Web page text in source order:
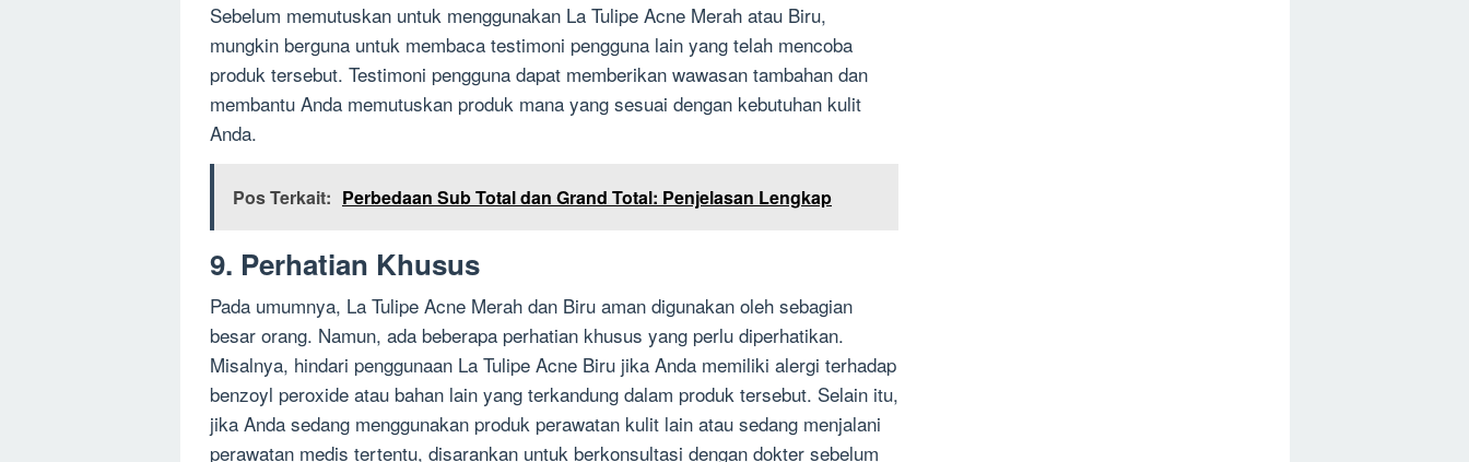
Sebelum memutuskan untuk menggunakan La Tulipe Acne Merah atau Biru,
mungkin berguna untuk membaca testimoni pengguna lain yang telah mencoba
produk tersebut. Testimoni pengguna dapat memberikan wawasan tambahan dan
membantu Anda memutuskan produk mana yang sesuai dengan kebutuhan kulit
Anda.
Pos Terkait: Perbedaan Sub Total dan Grand Total: Penjelasan Lengkap
9. Perhatian Khusus
Pada umumnya, La Tulipe Acne Merah dan Biru aman digunakan oleh sebagian
besar orang. Namun, ada beberapa perhatian khusus yang perlu diperhatikan.
Misalnya, hindari penggunaan La Tulipe Acne Biru jika Anda memiliki alergi terhadap
benzoyl peroxide atau bahan lain yang terkandung dalam produk tersebut. Selain itu,
jika Anda sedang menggunakan produk perawatan kulit lain atau sedang menjalani
perawatan medis tertentu, disarankan untuk berkonsultasi dengan dokter sebelum